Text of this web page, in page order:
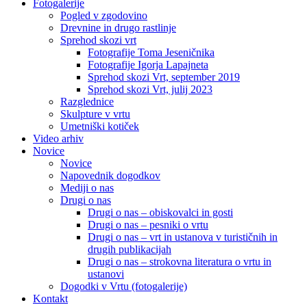
Fotogalerije
Pogled v zgodovino
Drevnine in drugo rastlinje
Sprehod skozi vrt
Fotografije Toma Jeseničnika
Fotografije Igorja Lapajneta
Sprehod skozi Vrt, september 2019
Sprehod skozi Vrt, julij 2023
Razglednice
Skulpture v vrtu
Umetniški kotiček
Video arhiv
Novice
Novice
Napovednik dogodkov
Mediji o nas
Drugi o nas
Drugi o nas – obiskovalci in gosti
Drugi o nas – pesniki o vrtu
Drugi o nas – vrt in ustanova v turističnih in
drugih publikacijah
Drugi o nas – strokovna literatura o vrtu in
ustanovi
Dogodki v Vrtu (fotogalerije)
Kontakt